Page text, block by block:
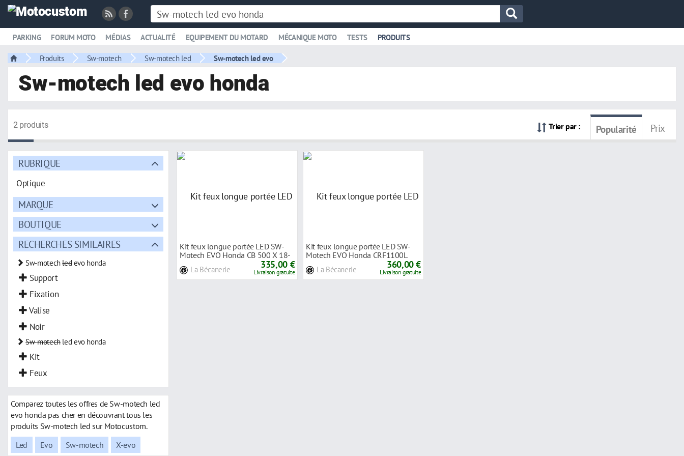
PARKING FORUM MOTO MÉDIAS ACTUALITÉ EQUIPEMENT DU MOTARD MÉCANIQUE MOTO TESTS PRODUITS
Produits Sw-motech Sw-motech led Sw-motech led evo
Sw-motech led evo honda
2 produits Trier par : Popularité Prix
RUBRIQUE
Optique
MARQUE
BOUTIQUE
RECHERCHES SIMILAIRES
Sw-motechledevo honda
Support
Fixation
Valise
Noir
Sw-motechled evo honda
Kit
Feux
Comparez toutes les offres de Sw-motech led
evo honda pas cher en découvrant tous les
produits Sw-motech led sur Motocustom.
Led
Evo Sw-motech X-evo
Kit feux longue portée LED SW-
Motech EVO Honda CB 500 X 18-
La Bécanerie 335,00 €
Livraison gratuite
Kit feux longue portée LED SW-
Motech EVO Honda CRF1100L
La Bécanerie 360,00 €
Livraison gratuite